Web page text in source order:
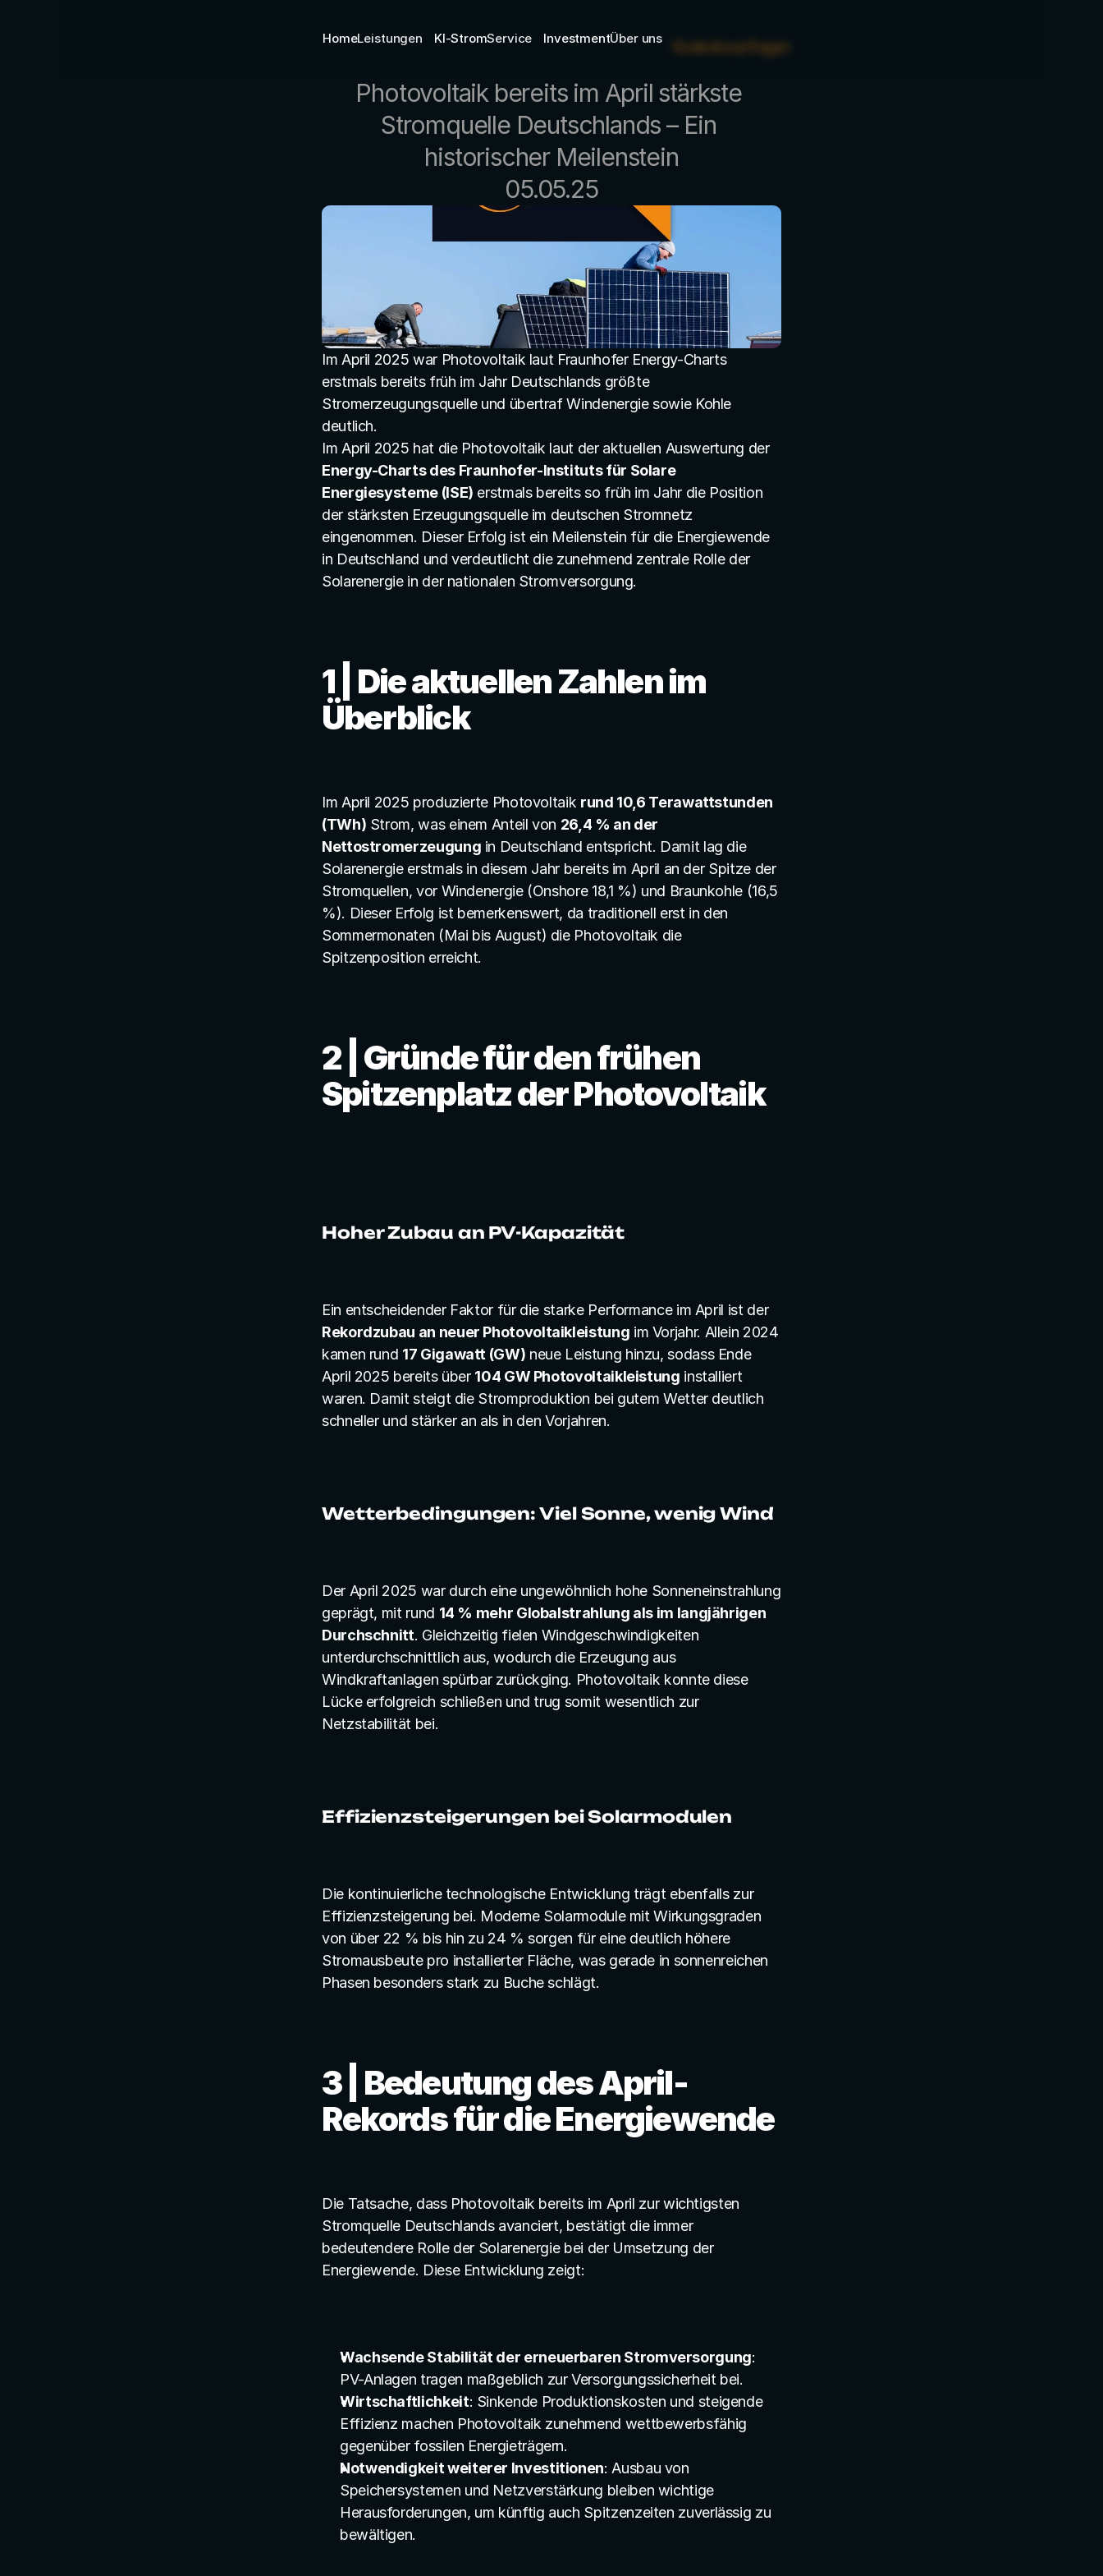
HomeLeistungen KI-StromService InvestmentÜber uns Kostenlosanfragen
Photovoltaik bereits im April stärkste
Stromquelle Deutschlands – Ein
historischer Meilenstein
05.05.25
Im April 2025 war Photovoltaik laut Fraunhofer Energy-Charts
erstmals bereits früh im Jahr Deutschlands größte
Stromerzeugungsquelle und übertraf Windenergie sowie Kohle
deutlich.
Im April 2025 hat die Photovoltaik laut der aktuellen Auswertung der
Energy-Charts des Fraunhofer-Instituts für Solare
Energiesysteme (ISE) erstmals bereits so früh im Jahr die Position
der stärksten Erzeugungsquelle im deutschen Stromnetz
eingenommen. Dieser Erfolg ist ein Meilenstein für die Energiewende
in Deutschland und verdeutlicht die zunehmend zentrale Rolle der
Solarenergie in der nationalen Stromversorgung.
1 | Die aktuellen Zahlen im
Überblick
Im April 2025 produzierte Photovoltaik rund 10,6 Terawattstunden
(TWh) Strom, was einem Anteil von 26,4 % an der
Nettostromerzeugung in Deutschland entspricht. Damit lag die
Solarenergie erstmals in diesem Jahr bereits im April an der Spitze der
Stromquellen, vor Windenergie (Onshore 18,1 %) und Braunkohle (16,5
%). Dieser Erfolg ist bemerkenswert, da traditionell erst in den
Sommermonaten (Mai bis August) die Photovoltaik die
Spitzenposition erreicht.
2 | Gründe für den frühen
Spitzenplatz der Photovoltaik
Hoher Zubau an PV-Kapazität
Ein entscheidender Faktor für die starke Performance im April ist der
Rekordzubau an neuer Photovoltaikleistung im Vorjahr. Allein 2024
kamen rund 17 Gigawatt (GW) neue Leistung hinzu, sodass Ende
April 2025 bereits über 104 GW Photovoltaikleistung installiert
waren. Damit steigt die Stromproduktion bei gutem Wetter deutlich
schneller und stärker an als in den Vorjahren.
Wetterbedingungen: Viel Sonne, wenig Wind
Der April 2025 war durch eine ungewöhnlich hohe Sonneneinstrahlung
geprägt, mit rund 14 % mehr Globalstrahlung als im langjährigen
Durchschnitt. Gleichzeitig fielen Windgeschwindigkeiten
unterdurchschnittlich aus, wodurch die Erzeugung aus
Windkraftanlagen spürbar zurückging. Photovoltaik konnte diese
Lücke erfolgreich schließen und trug somit wesentlich zur
Netzstabilität bei.
Effizienzsteigerungen bei Solarmodulen
Die kontinuierliche technologische Entwicklung trägt ebenfalls zur
Effizienzsteigerung bei. Moderne Solarmodule mit Wirkungsgraden
von über 22 % bis hin zu 24 % sorgen für eine deutlich höhere
Stromausbeute pro installierter Fläche, was gerade in sonnenreichen
Phasen besonders stark zu Buche schlägt.
3 | Bedeutung des April-
Rekords für die Energiewende
Die Tatsache, dass Photovoltaik bereits im April zur wichtigsten
Stromquelle Deutschlands avanciert, bestätigt die immer
bedeutendere Rolle der Solarenergie bei der Umsetzung der
Energiewende. Diese Entwicklung zeigt:
Wachsende Stabilität der erneuerbaren Stromversorgung:
PV-Anlagen tragen maßgeblich zur Versorgungssicherheit bei.
Wirtschaftlichkeit: Sinkende Produktionskosten und steigende
Effizienz machen Photovoltaik zunehmend wettbewerbsfähig
gegenüber fossilen Energieträgern.
Notwendigkeit weiterer Investitionen: Ausbau von
Speichersystemen und Netzverstärkung bleiben wichtige
Herausforderungen, um künftig auch Spitzenzeiten zuverlässig zu
bewältigen.